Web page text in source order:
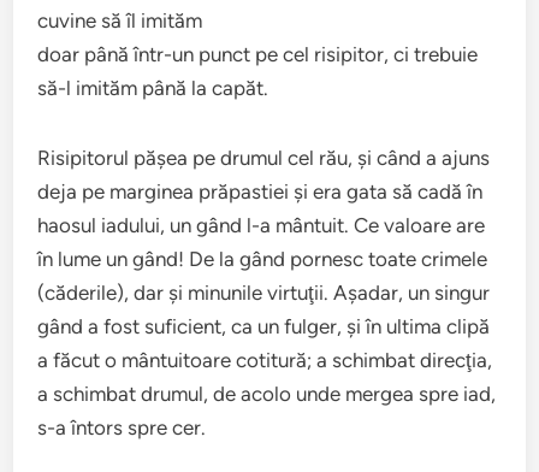
cuvine să îl imităm
doar până într-un punct pe cel risipitor, ci trebuie
să-l imităm până la capăt.
Risipitorul păşea pe drumul cel rău, şi când a ajuns
deja pe marginea prăpastiei şi era gata să cadă în
haosul iadului, un gând l-a mântuit. Ce valoare are
în lume un gând! De la gând pornesc toate crimele
(căderile), dar şi minunile virtuţii. Aşadar, un singur
gând a fost suficient, ca un fulger, şi în ultima clipă
a făcut o mântuitoare cotitură; a schimbat direcţia,
a schimbat drumul, de acolo unde mergea spre iad,
s-a întors spre cer.